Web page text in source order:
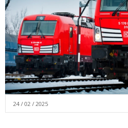
24 / 02 / 2025